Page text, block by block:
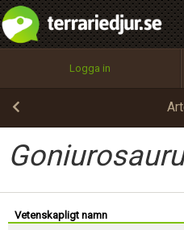
Logga in
Vetenskapligt namn
integritetspolicy
Namn:
Epost:
Begär nytt lösenord